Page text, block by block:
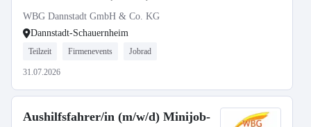
WBG Dannstadt GmbH & Co. KG
Dannstadt-Schauernheim
Teilzeit Firmenevents Jobrad
31.07.2026
Aushilfsfahrer/in (m/w/d) Minijob-